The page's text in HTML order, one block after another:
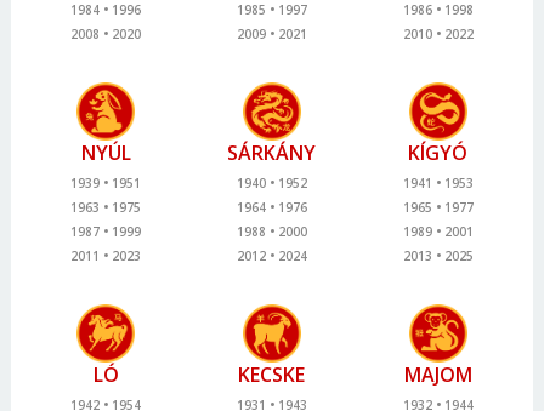
1984
1996
2008
2020
1985
1997
2009
2021
1986
1998
2010
2022
NYÚL
1939
1951
1963
1975
1987
1999
2011
2023
SÁRKÁNY
1940
1952
1964
1976
1988
2000
2012
2024
KÍGYÓ
1941
1953
1965
1977
1989
2001
2013
2025
LÓ
1942 1954
KECSKE
1931 1943
MAJOM
1932 1944